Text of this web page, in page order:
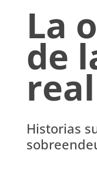
La
de
Historias